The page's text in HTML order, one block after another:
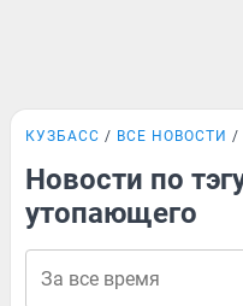
КУЗБАСС ВСЕ НОВОСТИ
Новости по
утопающего